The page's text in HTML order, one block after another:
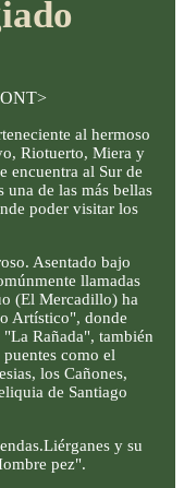
al hermoso
Riotuerto, Miera y
encuentra al Sur de
una de las más bellas
poder visitar los
Asentado bajo
llamadas
(El Mercadillo) ha
Artístico", donde
Rañada", también
como el
los Cañones,
de Santiago
y su
pez".